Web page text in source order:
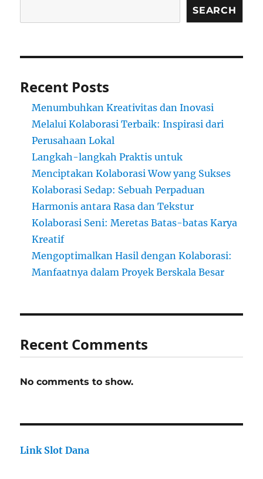
SEARCH
Recent Posts
Menumbuhkan Kreativitas dan Inovasi
Melalui Kolaborasi Terbaik: Inspirasi dari
Perusahaan Lokal
Langkah-langkah Praktis untuk
Menciptakan Kolaborasi Wow yang Sukses
Kolaborasi Sedap: Sebuah Perpaduan
Harmonis antara Rasa dan Tekstur
Kolaborasi Seni: Meretas Batas-batas Karya
Kreatif
Mengoptimalkan Hasil dengan Kolaborasi:
Manfaatnya dalam Proyek Berskala Besar
Recent Comments
No comments to show.
Link Slot Dana